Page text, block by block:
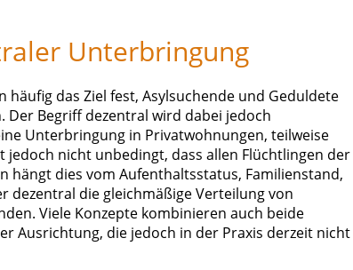
Unterbringung
das Ziel fest, Asylsuchende und Geduldete
Begriff dezentral wird dabei jedoch
Unterbringung in Privatwohnungen, teilweise
nicht unbedingt, dass allen Flüchtlingen der
hängt dies vom Aufenthaltsstatus, Familienstand,
dezentral die gleichmäßige Verteilung von
Viele Konzepte kombinieren auch beide
Ausrichtung, die jedoch in der Praxis derzeit nicht